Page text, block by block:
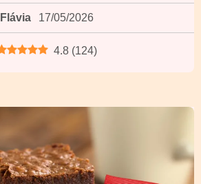
Flávia 17/05/2026
4.8 (124)